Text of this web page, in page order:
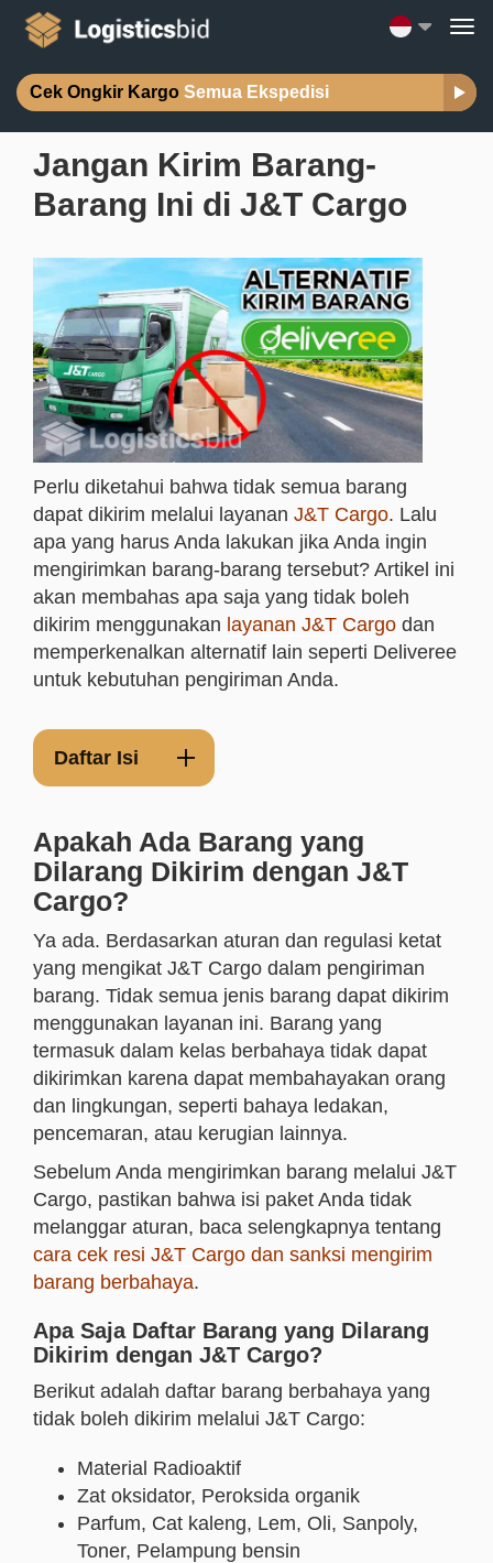
Cek Ongkir Kargo Semua Ekspedisi
Jangan Kirim Barang-
Barang Ini di J&T Cargo
Perlu diketahui bahwa tidak semua barang
dapat dikirim melalui layanan J&T Cargo. Lalu
apa yang harus Anda lakukan jika Anda ingin
mengirimkan barang-barang tersebut? Artikel ini
akan membahas apa saja yang tidak boleh
dikirim menggunakan layanan J&T Cargo dan
memperkenalkan alternatif lain seperti Deliveree
untuk kebutuhan pengiriman Anda.
Daftar Isi
Apakah Ada Barang yang
Dilarang Dikirim dengan J&T
Cargo?
Ya ada. Berdasarkan aturan dan regulasi ketat
yang mengikat J&T Cargo dalam pengiriman
barang. Tidak semua jenis barang dapat dikirim
menggunakan layanan ini. Barang yang
termasuk dalam kelas berbahaya tidak dapat
dikirimkan karena dapat membahayakan orang
dan lingkungan, seperti bahaya ledakan,
pencemaran, atau kerugian lainnya.
Sebelum Anda mengirimkan barang melalui J&T
Cargo, pastikan bahwa isi paket Anda tidak
melanggar aturan, baca selengkapnya tentang
cara cek resi J&T Cargo dan sanksi mengirim
barang berbahaya.
Apa Saja Daftar Barang yang Dilarang
Dikirim dengan J&T Cargo?
Berikut adalah daftar barang berbahaya yang
tidak boleh dikirim melalui J&T Cargo:
Material Radioaktif
Zat oksidator, Peroksida organik
Parfum, Cat kaleng, Lem, Oli, Sanpoly,
Toner, Pelampung bensin